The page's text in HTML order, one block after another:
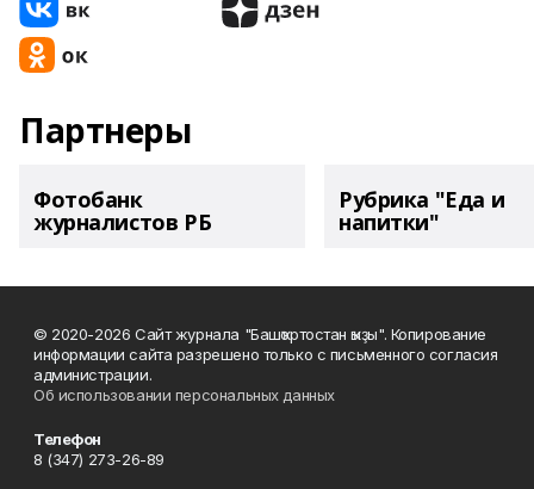
Партнеры
Фотобанк
журналистов РБ
Рубрика "Еда и
напитки"
© 2020-2026 Сайт журнала "Башҡортостан ҡыҙы". Копирование
информации сайта разрешено только с письменного согласия
администрации.
Об использовании персональных данных
Телефон
8 (347) 273-26-89